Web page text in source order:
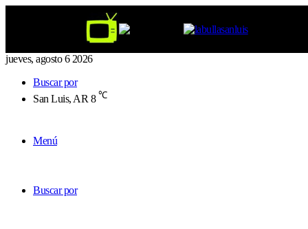
jueves, agosto 6 2026
Buscar por
San Luis, AR 8 ℃
Menú
Buscar por